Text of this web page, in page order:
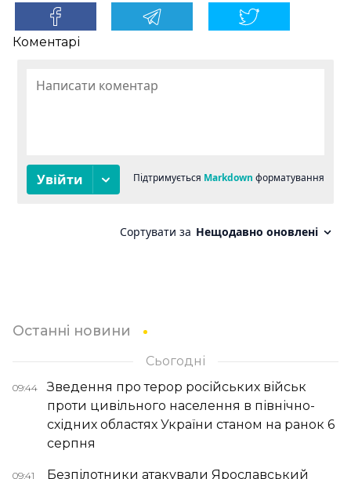
Коментарі
Останні новини
Сьогодні
09:44
Зведення про терор російських військ
проти цивільного населення в північно-
східних областях України станом на ранок 6
серпня
09:41 Безпілотники атакували Ярославський